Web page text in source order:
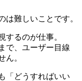
は難しいことです。
するのが仕事。
で、ユーザー目線
ん。
「どうすればいい